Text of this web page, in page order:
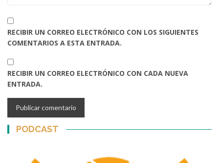
RECIBIR UN CORREO ELECTRÓNICO CON LOS SIGUIENTES
COMENTARIOS A ESTA ENTRADA.
RECIBIR UN CORREO ELECTRÓNICO CON CADA NUEVA
ENTRADA.
PODCAST